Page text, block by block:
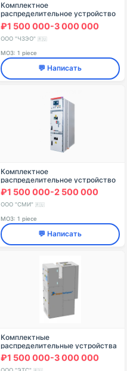
Комплектное
распределительное устройство
КРУ 2-15Р
₽1 500 000-3 000 000
ООО "ЧЗЭО" 🇷🇺
МОЗ: 1 piece
💬 Написать
Комплектное
распределительное устройство
среднего напряжения GUDIRA-
5110
₽1 500 000-2 500 000
ООО "СМИ" 🇷🇺
МОЗ: 1 piece
💬 Написать
Комплектные
распределительные устройства
КРУ 6-10 кВ
₽1 500 000-3 000 000